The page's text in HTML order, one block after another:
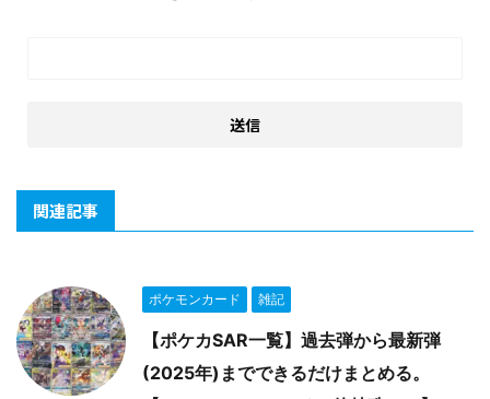
関連記事
ポケモンカード 雑記
【ポケカSAR一覧】過去弾から最新弾
(2025年)までできるだけまとめる。